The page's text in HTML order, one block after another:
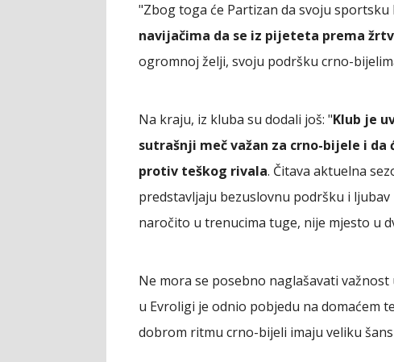
"Zbog toga će Partizan da svoju
navijačima da se iz pijeteta prema
ogromnoj želji, svoju podršku crno-
Na kraju, iz kluba su dodali još: "Klub je
sutrašnji meč važan za crno-bijele i
protiv teškog rivala. Čitava aktuelna
predstavljaju bezuslovnu podršku i
naročito u trenucima tuge, nije mjesto u
Ne mora se posebno naglašavati važnost
u Evroligi je odnio pobjedu na domaćem
dobrom ritmu crno-bijeli imaju veliku